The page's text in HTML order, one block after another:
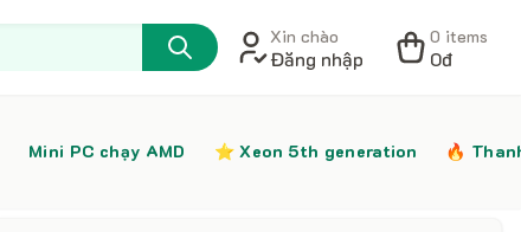
Xin chào
Đăng nhập
0 items
0đ
Mini PC chạy AMD ⭐️ Xeon 5th generation
🔥